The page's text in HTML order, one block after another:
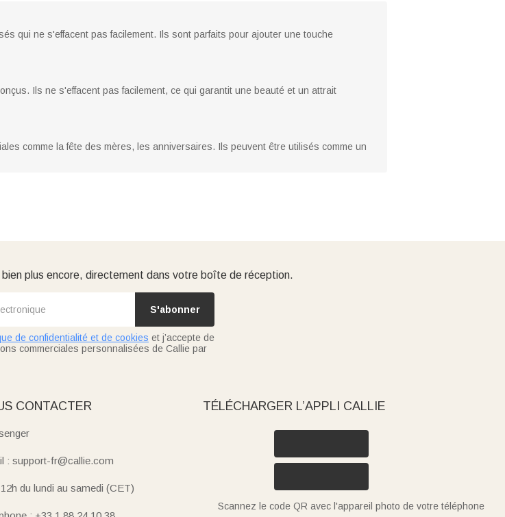
qui ne s'effacent pas facilement. Ils sont parfaits pour ajouter une touche
Ils ne s'effacent pas facilement, ce qui garantit une beauté et un attrait
comme la fête des mères, les anniversaires. Ils peuvent être utilisés comme un
plus encore, directement dans votre boîte de réception.
S'abonner
de confidentialité et de cookies et j’accepte de
commerciales personnalisées de Callie par
CONTACTER
: support-fr@callie.com
du lundi au samedi (CET)
TÉLÉCHARGER L’APPLI CALLIE
Scannez le code QR avec l'appareil photo de votre téléphone